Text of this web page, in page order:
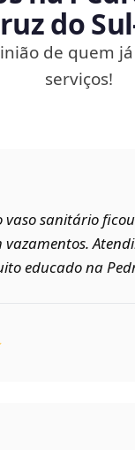
do
de quem
serviços!
vaso sanitário
vazamentos.
educado na